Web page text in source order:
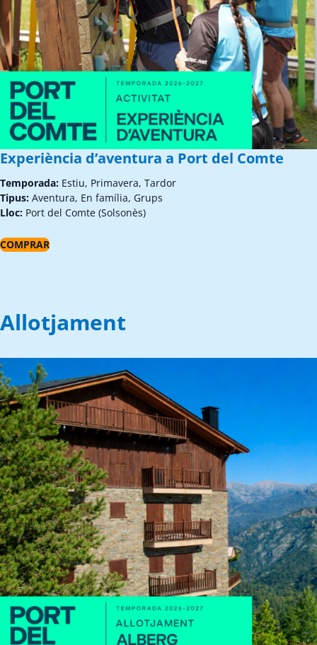
Experiència d’aventura a Port del Comte
Temporada: Estiu, Primavera, Tardor
Tipus: Aventura, En família, Grups
Lloc: Port del Comte (Solsonès)
COMPRAR
Allotjament